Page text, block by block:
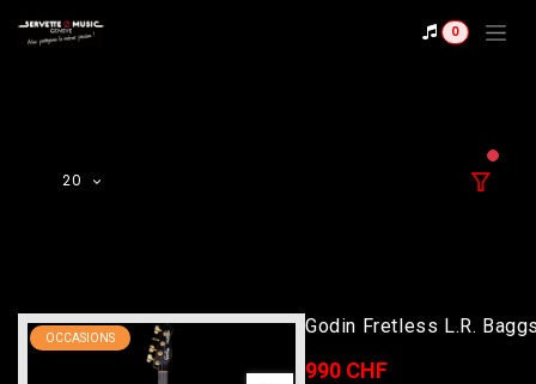
0
20
OCCASIONS
Godin Fretless L.R.
990 CHF